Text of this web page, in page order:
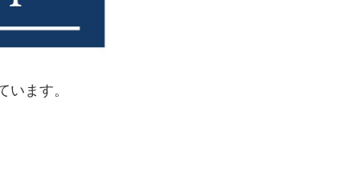
ます。